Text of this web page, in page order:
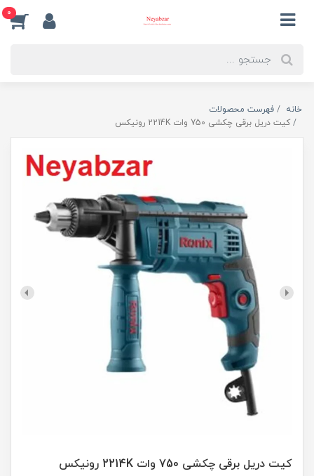
0
خانه
فهرست محصولات
کیت دریل برقی چکشی 750 وات 2214K رونیکس
کیت دریل برقی چکشی 750 وات 2214K رونیکس